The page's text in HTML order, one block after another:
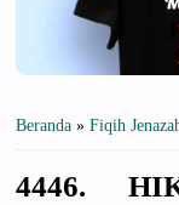
Beranda » Fiqih
4446.